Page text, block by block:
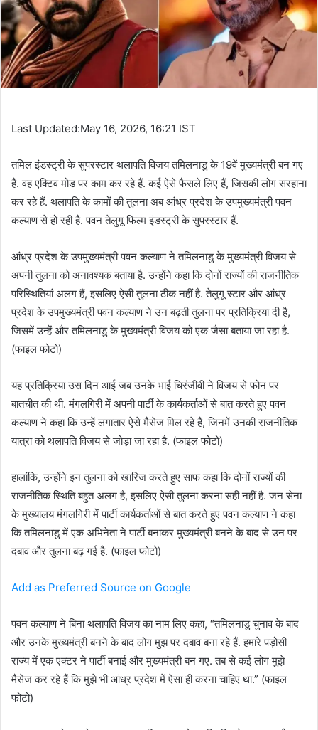
Last Updated:May 16, 2026, 16:21 IST
तमिल इंडस्ट्री के सुपरस्टार थलापति विजय तमिलनाडु के 19वें मुख्यमंत्री बन गए
हैं. वह एक्टिव मोड पर काम कर रहे हैं. कई ऐसे फैसले लिए हैं, जिसकी लोग सरहाना
कर रहे हैं. थलापति के कामों की तुलना अब आंध्र प्रदेश के उपमुख्यमंत्री पवन
कल्याण से हो रही है. पवन तेलुगू फिल्म इंडस्ट्री के सुपरस्टार हैं.
आंध्र प्रदेश के उपमुख्यमंत्री पवन कल्याण ने तमिलनाडु के मुख्यमंत्री विजय से
अपनी तुलना को अनावश्यक बताया है. उन्होंने कहा कि दोनों राज्यों की राजनीतिक
परिस्थितियां अलग हैं, इसलिए ऐसी तुलना ठीक नहीं है. तेलुगू स्टार और आंध्र
प्रदेश के उपमुख्यमंत्री पवन कल्याण ने उन बढ़ती तुलना पर प्रतिक्रिया दी है,
जिसमें उन्हें और तमिलनाडु के मुख्यमंत्री विजय को एक जैसा बताया जा रहा है.
(फाइल फोटो)
यह प्रतिक्रिया उस दिन आई जब उनके भाई चिरंजीवी ने विजय से फोन पर
बातचीत की थी. मंगलगिरी में अपनी पार्टी के कार्यकर्ताओं से बात करते हुए पवन
कल्याण ने कहा कि उन्हें लगातार ऐसे मैसेज मिल रहे हैं, जिनमें उनकी राजनीतिक
यात्रा को थलापति विजय से जोड़ा जा रहा है. (फाइल फोटो)
हालांकि, उन्होंने इन तुलना को खारिज करते हुए साफ कहा कि दोनों राज्यों की
राजनीतिक स्थिति बहुत अलग है, इसलिए ऐसी तुलना करना सही नहीं है. जन सेना
के मुख्यालय मंगलगिरी में पार्टी कार्यकर्ताओं से बात करते हुए पवन कल्याण ने कहा
कि तमिलनाडु में एक अभिनेता ने पार्टी बनाकर मुख्यमंत्री बनने के बाद से उन पर
दबाव और तुलना बढ़ गई है. (फाइल फोटो)
Add as Preferred Source on Google
पवन कल्याण ने बिना थलापति विजय का नाम लिए कहा, “तमिलनाडु चुनाव के बाद
और उनके मुख्यमंत्री बनने के बाद लोग मुझ पर दबाव बना रहे हैं. हमारे पड़ोसी
राज्य में एक एक्टर ने पार्टी बनाई और मुख्यमंत्री बन गए. तब से कई लोग मुझे
मैसेज कर रहे हैं कि मुझे भी आंध्र प्रदेश में ऐसा ही करना चाहिए था.” (फाइल
फोटो)